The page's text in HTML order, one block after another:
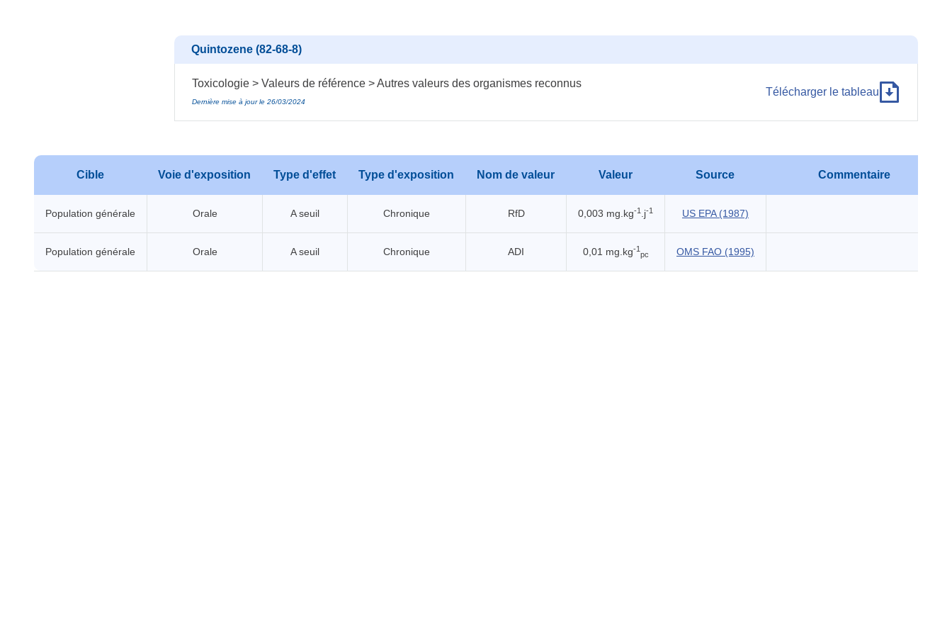
Quintozene (82-68-8)
Toxicologie > Valeurs de référence > Autres valeurs des organismes reconnus
Dernière mise à jour le 26/03/2024
Télécharger le tableau
Cible Voie d'exposition Type d'effet Type d'exposition Nom de valeur Valeur Source Commentaire
Population générale Orale A seuil Chronique RfD 0,003 mg.kg-1 .j-1 US EPA (1987)
Population générale Orale A seuil Chronique ADI 0,01 mg.kg-1
pc OMS FAO (1995)